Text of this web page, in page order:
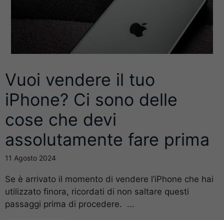
Vuoi vendere il tuo
iPhone? Ci sono delle
cose che devi
assolutamente fare prima
11 Agosto 2024
Se è arrivato il momento di vendere l’iPhone che hai
utilizzato finora, ricordati di non saltare questi
passaggi prima di procedere. ...